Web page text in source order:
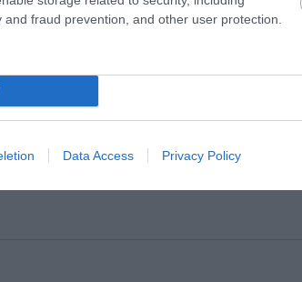
fraud prevention, and other user protection.
Data Access Privacy Policy
μόνο για πολύ σοβαρές και